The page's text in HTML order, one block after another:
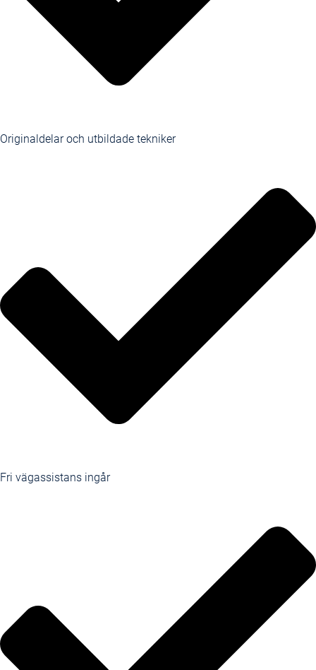
Originaldelar och utbildade tekniker
Fri vägassistans ingår